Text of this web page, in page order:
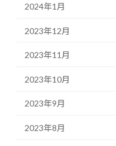
2024年1月
2023年12月
2023年11月
2023年10月
2023年9月
2023年8月